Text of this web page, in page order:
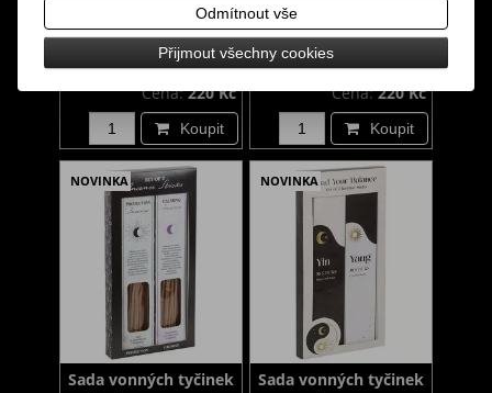
Dračí ochrana - 10 cm
Dodání dny:skladem
Cena:220 Kč
Koupit
Dračí láska - 10 cm
Dodání dny:skladem
Cena:220 Kč
Koupit
NOVINKA
Sada vonných tyčinek
NOVINKA
Sada vonných tyčinek
Odmítnout vše
Přijmout všechny cookies